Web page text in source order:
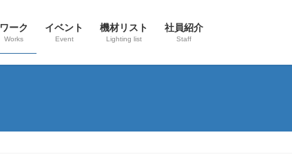
ワーク
Works
イベント
Event
機材リスト
Lighting list
社員紹介
Staff